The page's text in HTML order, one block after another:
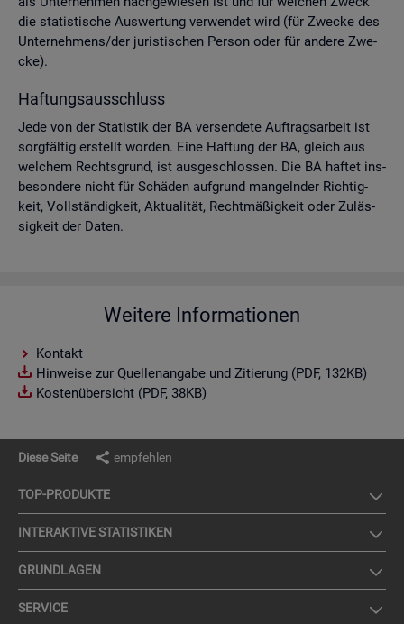
die sta­tis­ti­sche Aus­wer­tung ver­wen­det wird (für Zwe­cke des
Un­ter­neh­mens/der ju­ris­ti­schen Per­son oder für an­de­re Zwe­
cke).
Haf­tungs­aus­schluss
Jede von der Sta­tis­tik der BA ver­sen­de­te Auf­trags­ar­beit ist
sorg­fäl­tig er­stellt wor­den. Eine Haf­tung der BA, gleich aus
wel­chem Rechts­grund, ist aus­ge­schlos­sen. Die BA haf­tet ins­
be­son­de­re nicht für Schä­den auf­grund man­geln­der Rich­tig­
keit, Voll­stän­dig­keit, Ak­tua­li­tät, Recht­mä­ßig­keit oder Zu­läs­
sig­keit der Daten.
Weitere Informationen
Kontakt
Hinweise zur Quellenangabe und Zitierung (PDF, 132KB)
Kostenübersicht (PDF, 38KB)
Diese Seite empfehlen
TOP-PRO­DUK­TE
IN­TER­AK­TI­VE STA­TIS­TI­KEN
GRUND­LA­GEN
SER­VICE